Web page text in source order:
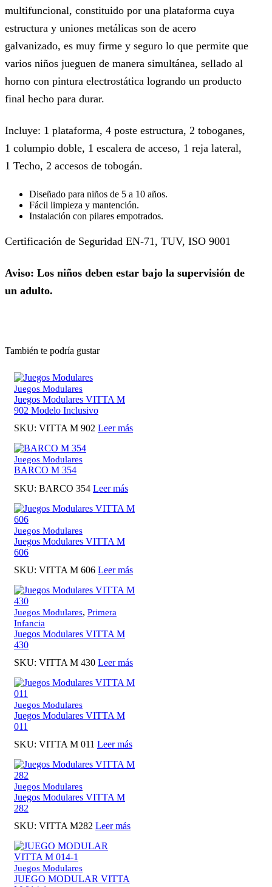
multifuncional, constituido por una plataforma cuya
estructura y uniones metálicas son de acero
galvanizado, es muy firme y seguro lo que permite que
varios niños jueguen de manera simultánea, sellado al
horno con pintura electrostática logrando un producto
final hecho para durar.
Incluye: 1 plataforma, 4 poste estructura, 2 toboganes,
1 columpio doble, 1 escalera de acceso, 1 reja lateral,
1 Techo, 2 accesos de tobogán.
Diseñado para niños de 5 a 10 años.
Fácil limpieza y mantención.
Instalación con pilares empotrados.
Certificación de Seguridad EN-71, TUV, ISO 9001
Aviso: Los niños deben estar bajo la supervisión de
un adulto.
También te podría gustar
Juegos Modulares
Juegos Modulares VITTA M
902 Modelo Inclusivo
SKU: VITTA M 902 Leer más
Juegos Modulares
BARCO M 354
SKU: BARCO 354 Leer más
Juegos Modulares
Juegos Modulares VITTA M
606
SKU: VITTA M 606 Leer más
Juegos Modulares, Primera
Infancia
Juegos Modulares VITTA M
430
SKU: VITTA M 430 Leer más
Juegos Modulares
Juegos Modulares VITTA M
011
SKU: VITTA M 011 Leer más
Juegos Modulares
Juegos Modulares VITTA M
282
SKU: VITTA M282 Leer más
Juegos Modulares
JUEGO MODULAR VITTA